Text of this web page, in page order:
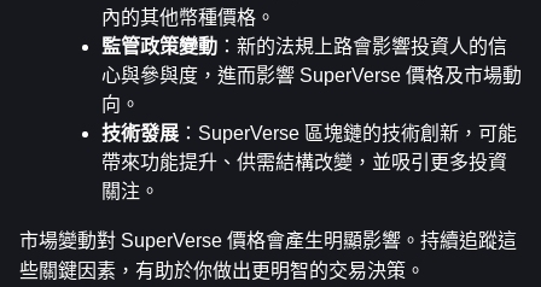
內的其他幣種價格。
監管政策變動 ：新的法規上路會影響投資人的信
心與參與度，進而影響 SuperVerse 價格及市場動
向。
技術發展 ：SuperVerse 區塊鏈的技術創新，可能
帶來功能提升、供需結構改變，並吸引更多投資
關注。
市場變動對 SuperVerse 價格會產生明顯影響。持續追蹤這
些關鍵因素，有助於你做出更明智的交易決策。